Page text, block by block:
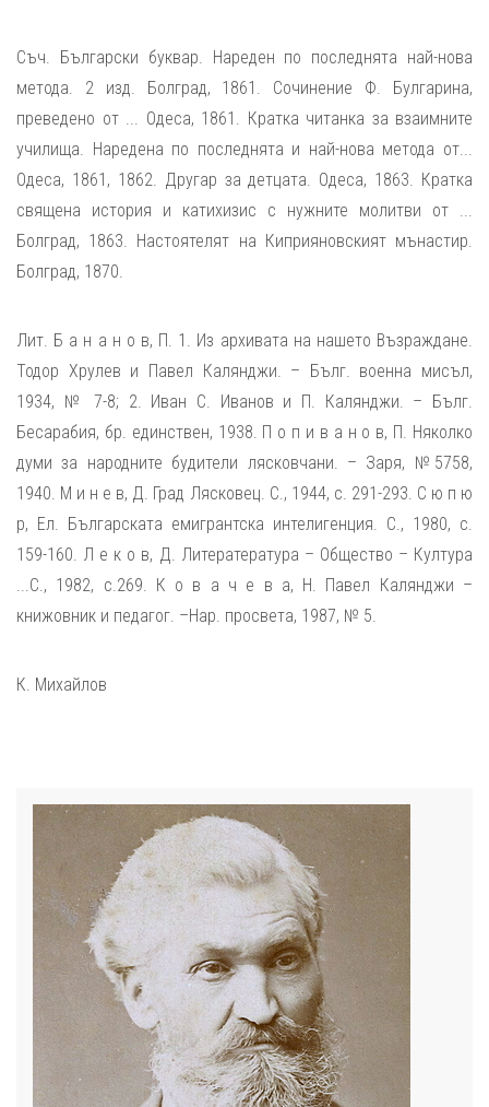
Съч. Български буквар. Нареден по последнята най-нова
метода. 2 изд. Болград, 1861. Сочинение Ф. Булгарина,
преведено от ... Одеса, 1861. Кратка читанка за взаимните
училища. Наредена по последнята и най-нова метода от...
Одеса, 1861, 1862. Другар за детцата. Одеса, 1863. Кратка
священа история и катихизис с нужните молитви от ...
Болград, 1863. Настоятелят на Киприяновският мънастир.
Болград, 1870.
Лит. Б а н а н о в, П. 1. Из архивата на нашето Възраждане.
Тодор Хрулев и Павел Калянджи. – Бълг. военна мисъл,
1934, № 7-8; 2. Иван С. Иванов и П. Калянджи. – Бълг.
Бесарабия, бр. единствен, 1938. П о п и в а н о в, П. Няколко
думи за народните будители лясковчани. – Заря, №5758,
1940. М и н е в, Д. Град Лясковец. С., 1944, с. 291-293. С ю п ю
р, Ел. Българската емигрантска интелигенция. С., 1980, с.
159-160. Л е к о в, Д. Литератература – Общество – Култура
...С., 1982, с.269. К о в а ч е в а, Н. Павел Калянджи –
книжовник и педагог. –Нар. просвета, 1987, № 5.
К. Михайлов